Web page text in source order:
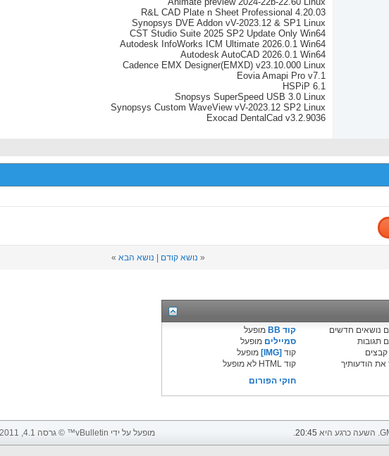
R&L CAD Plate n Sheet Professional 4.20.03
Synopsys DVE Addon vV-2023.12 & SP1 Linux
CST Studio Suite 2025 SP2 Update Only Win64
Autodesk InfoWorks ICM Ultimate 2026.0.1 Win64
Autodesk AutoCAD 2026.0.1 Win64
Cadence EMX Designer(EMXD) v23.10.000 Linux
Eovia Amapi Pro v7.1
HSPiP 6.1
Snopsys SuperSpeed USB 3.0 Linux
Synopsys Custom WaveView vV-2023.12 SP2 Linux
Exocad DentalCad v3.2.9036
« נושא קודם נושא הבא »
נושאים חדשים
תגובות
את הודעותיך
קוד BB
מופעל
סמיילים מופעל
קוד [IMG]
מופעל
קוד HTML לא מופעל
חוקי הפורום
20:45
. מופעל על ידי vBulletin™ © גרסה 4.1, 2011 vBulletin Solutions, Inc. כל הזכויות שמורות.